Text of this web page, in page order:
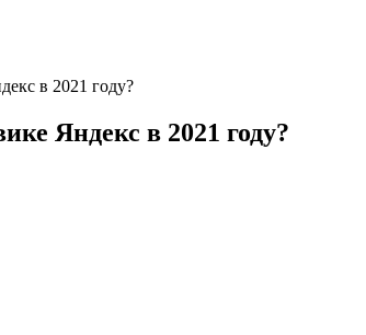
в 2021 году?
Яндекс в 2021 году?